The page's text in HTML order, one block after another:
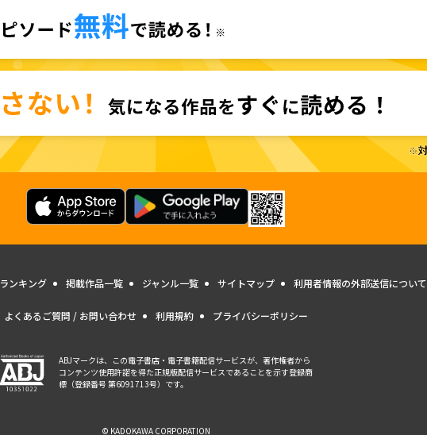
ランキング 掲載作品一覧 ジャンル一覧 サイトマップ 利用者情報の外部送信について
よくあるご質問 / お問い合わせ 利用規約 プライバシーポリシー
ABJマークは、この電子書店・電子書籍配信サービスが、著作権者から
コンテンツ使用許諾を得た正規版配信サービスであることを示す登録商
標（登録番号 第6091713号）です。
© KADOKAWA CORPORATION